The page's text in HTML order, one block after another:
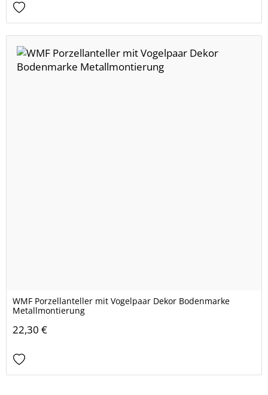
WMF Porzellanteller mit Vogelpaar Dekor Bodenmarke
Metallmontierung
22,30 €